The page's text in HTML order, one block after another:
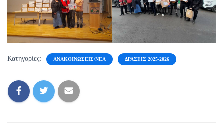
Κατηγορίες: ΑΝΑΚΟΙΝΏΣΕΙΣ/ΝΈΑ ΔΡΆΣΕΙΣ 2025-2026